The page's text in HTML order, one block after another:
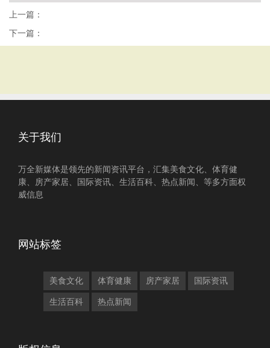
上一篇：
下一篇：
关于我们
万全新媒体是领先的新闻资讯平台，汇集美食文化、体育健
康、房产家居、国际资讯、生活百科、热点新闻、等多方面权
威信息
网站标签
美食文化 体育健康 房产家居 国际资讯
生活百科 热点新闻